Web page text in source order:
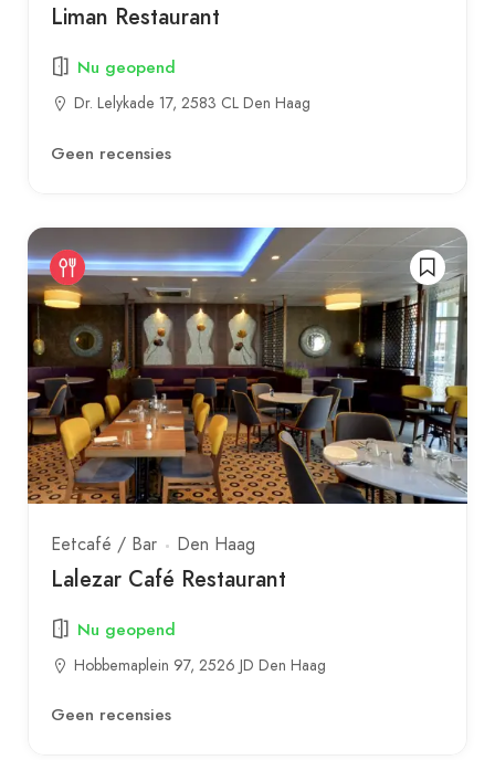
Liman Restaurant
Nu geopend
Dr. Lelykade 17, 2583 CL Den Haag
Geen recensies
Eetcafé / Bar Den Haag
Lalezar Café Restaurant
Nu geopend
Hobbemaplein 97, 2526 JD Den Haag
Geen recensies